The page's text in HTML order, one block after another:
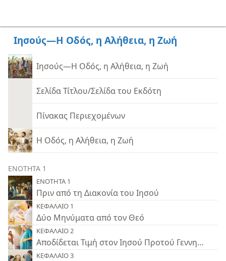
Ιησούς—Η Οδός, η Αλήθεια, η Ζωή
Ιησούς—Η Οδός, η Αλήθεια, η Ζωή
Σελίδα Τίτλου/Σελίδα του Εκδότη
Πίνακας Περιεχομένων
Η Οδός, η Αλήθεια, η Ζωή
ΕΝΟΤΗΤΑ 1
ΕΝΟΤΗΤΑ 1
Πριν από τη Διακονία του Ιησού
ΚΕΦΑΛΑΙΟ 1
Δύο Μηνύματα από τον Θεό
ΚΕΦΑΛΑΙΟ 2
Αποδίδεται Τιμή στον Ιησού Προτού Γεννηθεί
ΚΕΦΑΛΑΙΟ 3